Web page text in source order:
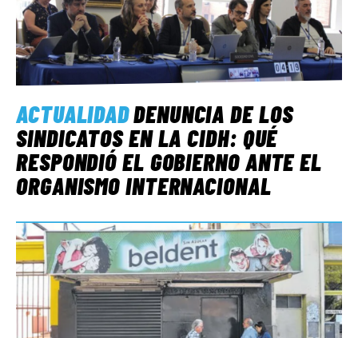
ACTUALIDADDENUNCIA DE LOS
SINDICATOS EN LA CIDH: QUÉ
RESPONDIÓ EL GOBIERNO ANTE EL
ORGANISMO INTERNACIONAL